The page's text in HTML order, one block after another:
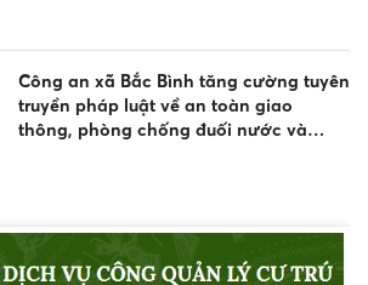
Công an xã Bắc Bình tăng cường tuyên
truyền pháp luật về an toàn giao
thông, phòng chống đuối nước và
tranh phòng, chống tội phạm